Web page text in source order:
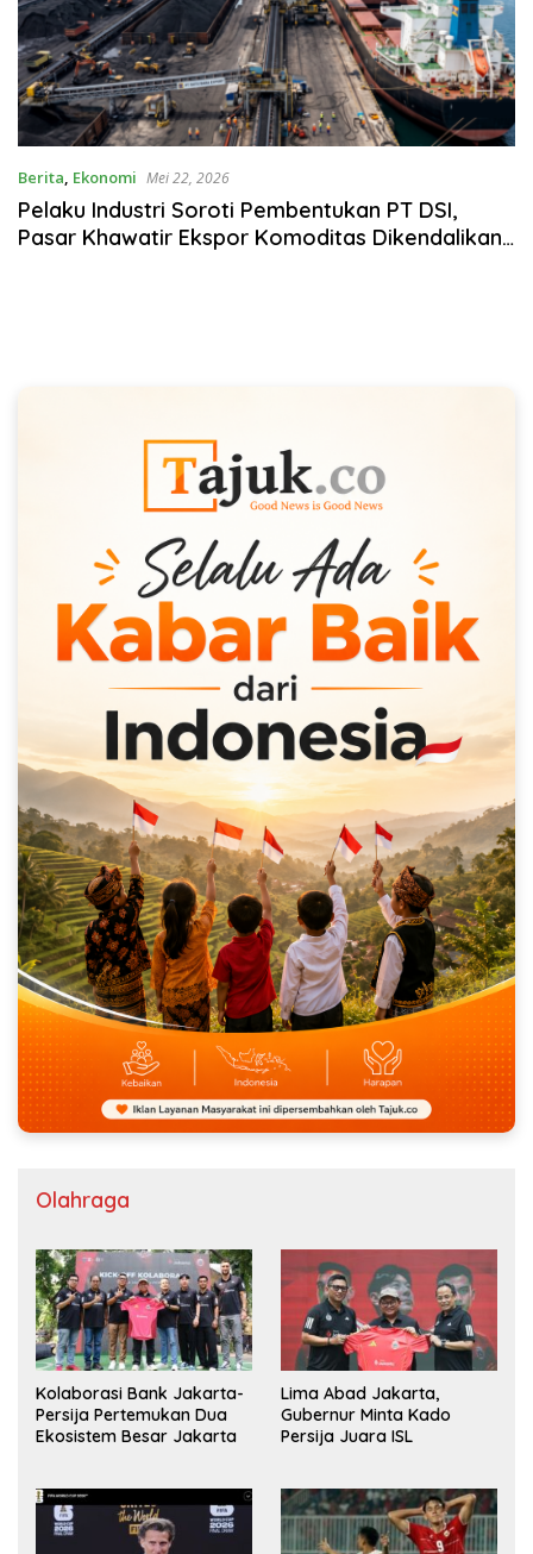
Berita, Ekonomi Mei 22, 2026
Pelaku Industri Soroti Pembentukan PT DSI,
Pasar Khawatir Ekspor Komoditas Dikendalikan
Olahraga
Kolaborasi Bank Jakarta-
Persija Pertemukan Dua
Ekosistem Besar Jakarta
Lima Abad Jakarta,
Gubernur Minta Kado
Persija Juara ISL